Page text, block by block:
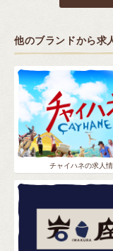
他のブランドから求
チャイハネの求人